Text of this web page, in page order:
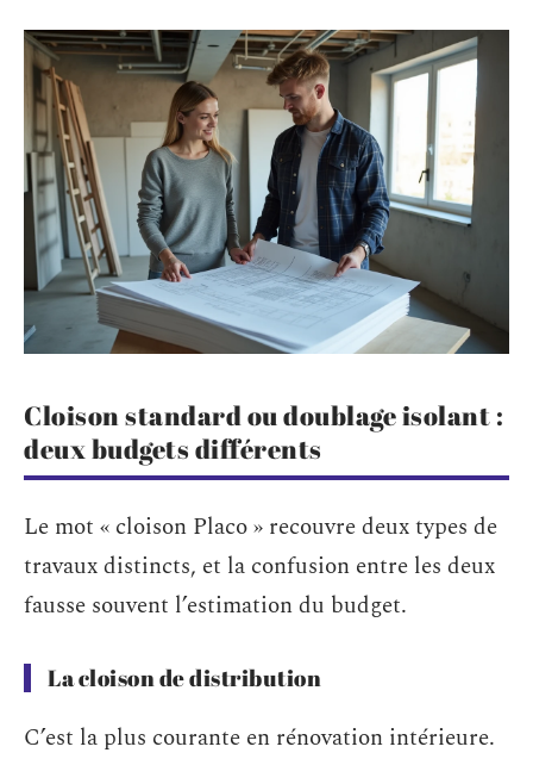
Cloison standard ou doublage isolant :
deux budgets différents
Le mot « cloison Placo » recouvre deux types de
travaux distincts, et la confusion entre les deux
fausse souvent l’estimation du budget.
La cloison de distribution
C’est la plus courante en rénovation intérieure.